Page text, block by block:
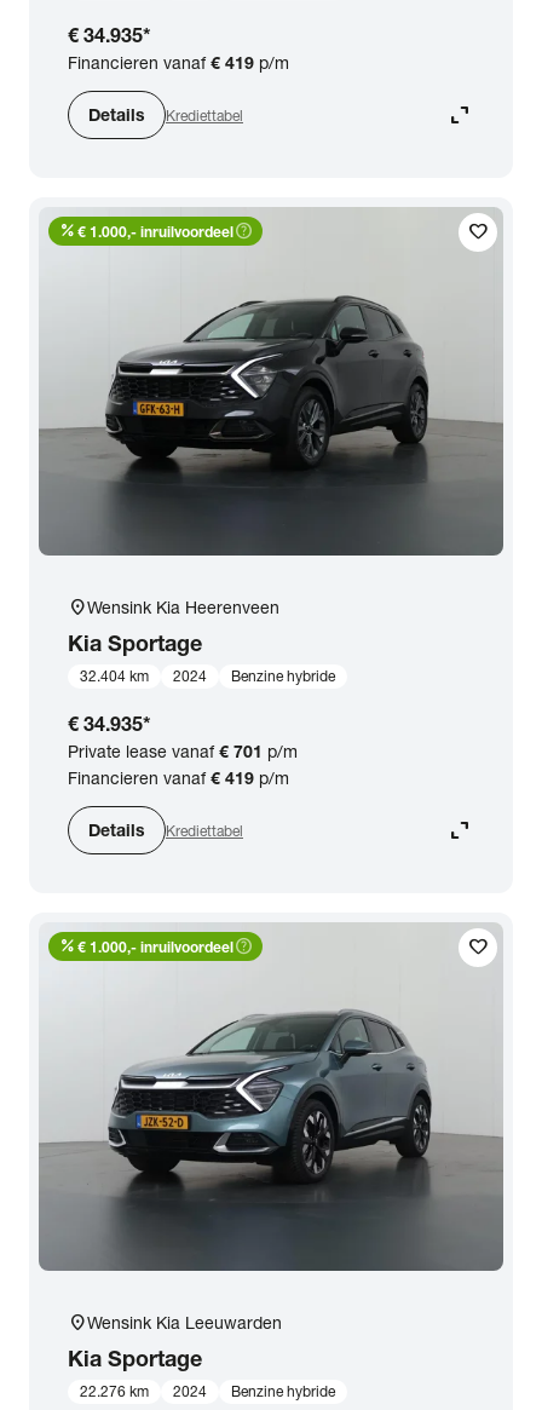
€ 34.935*
Financieren vanaf€ 419 p/m
Details Krediettabel expand_content
favorite
percent € 1.000,- inruilvoordeelhelp_outline
location_onWensink Kia Heerenveen
Kia Sportage
32.404 km 2024 Benzine hybride
€ 34.935*
Private lease vanaf€ 701 p/m
Financieren vanaf€ 419 p/m
Details Krediettabel expand_content
favorite
percent € 1.000,- inruilvoordeelhelp_outline
location_onWensink Kia Leeuwarden
Kia Sportage
22.276 km 2024 Benzine hybride